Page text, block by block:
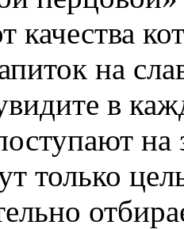
качества
на
в
только